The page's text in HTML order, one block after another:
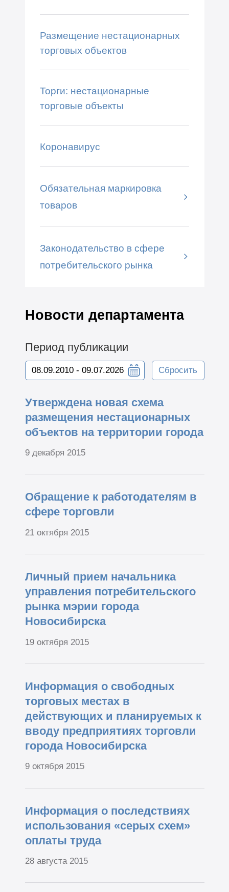
Размещение нестационарных
торговых объектов
Торги: нестационарные
торговые объекты
Коронавирус
Обязательная маркировка
товаров
Законодательство в сфере
потребительского рынка
Новости департамента
Период публикации
Сбросить
Утверждена новая схема
размещения нестационарных
объектов на территории города
9 декабря 2015
Обращение к работодателям в
сфере торговли
21 октября 2015
Личный прием начальника
управления потребительского
рынка мэрии города
Новосибирска
19 октября 2015
Информация о свободных
торговых местах в
действующих и планируемых к
вводу предприятиях торговли
города Новосибирска
9 октября 2015
Информация о последствиях
использования «серых схем»
оплаты труда
28 августа 2015